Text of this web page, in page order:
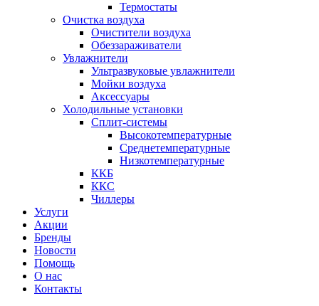
Термостаты
Очистка воздуха
Очистители воздуха
Обеззараживатели
Увлажнители
Ультразвуковые увлажнители
Мойки воздуха
Аксессуары
Холодильные установки
Сплит-системы
Высокотемпературные
Среднетемпературные
Низкотемпературные
ККБ
ККС
Чиллеры
Услуги
Акции
Бренды
Новости
Помощь
О нас
Контакты